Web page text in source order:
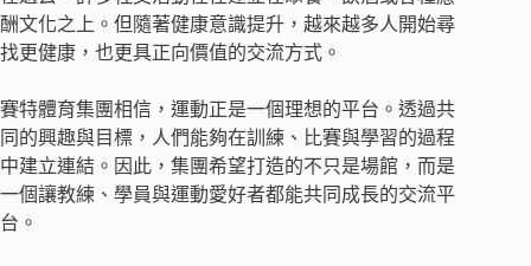
酬文化之上。但隨著健康意識提升，越來越多人開始尋
找更健康，也更具正向價值的交流方式。
賽特體育集團相信，運動正是一個理想的平台。透過共
同的興趣與目標，人們能夠在訓練、比賽與學習的過程
中建立連結。因此，集團希望打造的不只是場館，而是
一個讓教練、學員與運動愛好者都能共同成長的交流平
台。